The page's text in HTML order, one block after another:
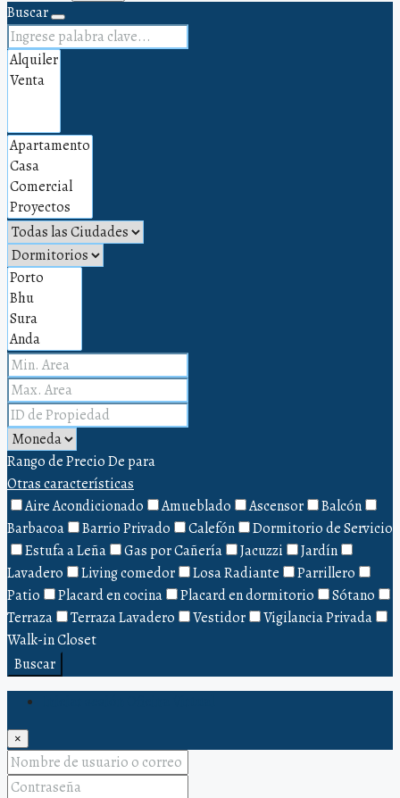
Buscar
Rango de PrecioDepara
Otras características
Aire Acondicionado
Amueblado Ascensor
Balcón
Barbacoa
Barrio Privado Calefón
Dormitorio de Servicio
Estufa a Leña
Gas por Cañería Jacuzzi
Jardín
Lavadero
Living comedor Losa Radiante
Parrillero
Patio
Placard en cocina Placard en dormitorio
Sótano
Terraza
Terraza Lavadero Vestidor
Vigilancia Privada
Walk-in Closet
Buscar
×